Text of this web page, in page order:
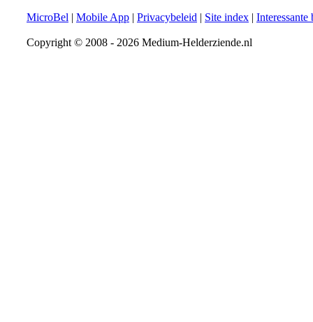
MicroBel | Mobile App | Privacybeleid | Site index | Interessante
Copyright © 2008 - 2026 Medium-Helderziende.nl